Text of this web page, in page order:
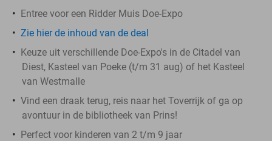
Entree voor een Ridder Muis Doe-Expo
Zie hierde inhoud van de deal
Keuze uit verschillende Doe-Expo's in de Citadel van
Diest, Kasteel van Poeke (t/m 31 aug) of het Kasteel
van Westmalle
Vind een draak terug, reis naar het Toverrijk of ga op
avontuur in de bibliotheek van Prins!
Perfect voor kinderen van 2 t/m 9 jaar